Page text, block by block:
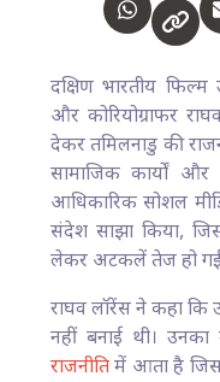
दक्षिण भारतीय फिल्म
और कोरियोग्राफर
देकर तमिलनाडु की
सामाजिक कार्यों
आधिकारिक सोशल
संदेश साझा किया,
लेकर अटकलें तेज हो गई
राघव लॉरेंस ने कहा कि
नहीं बनाई थी। उनका
राजनीतिमें आता है जिस